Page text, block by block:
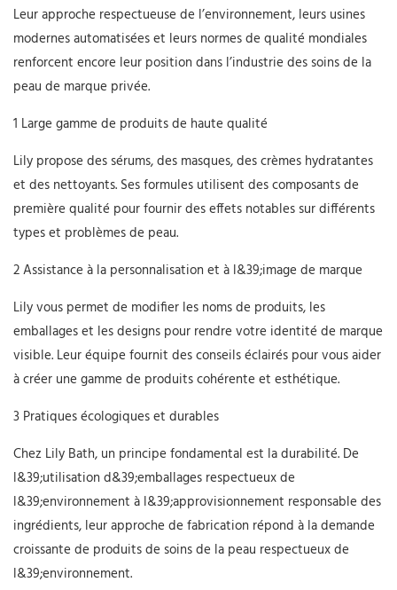
Leur approche respectueuse de l’environnement, leurs usines
modernes automatisées et leurs normes de qualité mondiales
renforcent encore leur position dans l’industrie des soins de la
peau de marque privée.
1 Large gamme de produits de haute qualité
Lily propose des sérums, des masques, des crèmes hydratantes
et des nettoyants. Ses formules utilisent des composants de
première qualité pour fournir des effets notables sur différents
types et problèmes de peau.
2 Assistance à la personnalisation et à l&39;image de marque
Lily vous permet de modifier les noms de produits, les
emballages et les designs pour rendre votre identité de marque
visible. Leur équipe fournit des conseils éclairés pour vous aider
à créer une gamme de produits cohérente et esthétique.
3 Pratiques écologiques et durables
Chez Lily Bath, un principe fondamental est la durabilité. De
l&39;utilisation d&39;emballages respectueux de
l&39;environnement à l&39;approvisionnement responsable des
ingrédients, leur approche de fabrication répond à la demande
croissante de produits de soins de la peau respectueux de
l&39;environnement.